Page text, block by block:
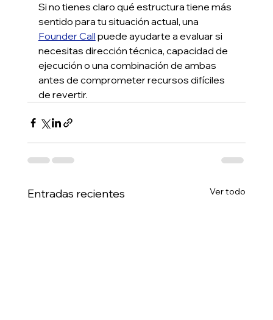
Si no tienes claro qué estructura tiene más
sentido para tu situación actual, una
Founder Call puede ayudarte a evaluar si
necesitas dirección técnica, capacidad de
ejecución o una combinación de ambas
antes de comprometer recursos difíciles
de revertir.
Entradas recientes Ver todo